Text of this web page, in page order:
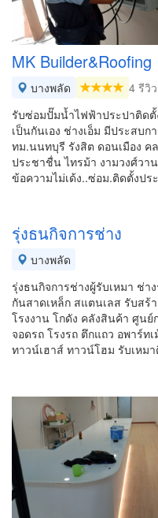
MK Builder&Roofing
บางพลัด
4 รีวิว
รับซ่อมปั๊มน้ำไฟฟ้าประปาติด
เป็นกันเอง ช่างเอ็ม มีประสบ
ทม.นนทบุรี รังสิต ดอนเมือง ค
ประชาชื่น ไทรม้า งามวงศ์วา
ข้อความไม่เด้ง..ซ่อม.ติดตั้งป
รุ่งธนกิจการช่าง
บางพลัด
รุ่งธนกิจการช่างผู้รับเหมา ช่า
กันสาดเหล็ก สแตนเลส รับสร้
โรงงาน โกดัง คลังสินค้า ศูน
จอดรถ โรงรถ ตึกแถว อพาร์
ทาวน์เฮาส์ ทาวน์โฮม รับเหม